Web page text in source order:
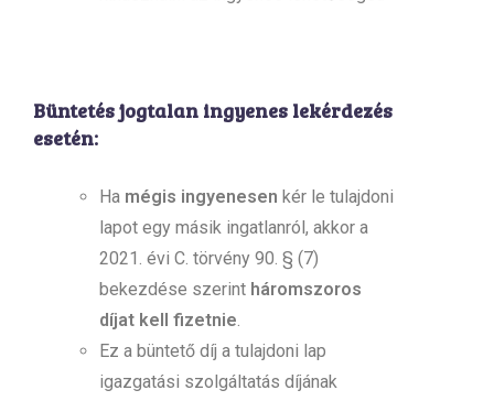
Büntetés jogtalan ingyenes lekérdezés
esetén:
Ha mégis ingyenesen kér le tulajdoni
lapot egy másik ingatlanról, akkor a
2021. évi C. törvény 90. § (7)
bekezdése szerint háromszoros
díjat kell fizetnie.
Ez a büntető díj a tulajdoni lap
igazgatási szolgáltatás díjának